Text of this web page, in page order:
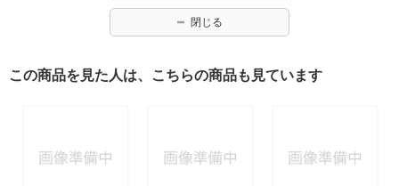
閉じる
この商品を見た人は、こちらの商品も見ています